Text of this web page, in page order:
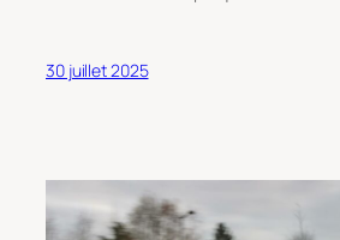
30 juillet 2025